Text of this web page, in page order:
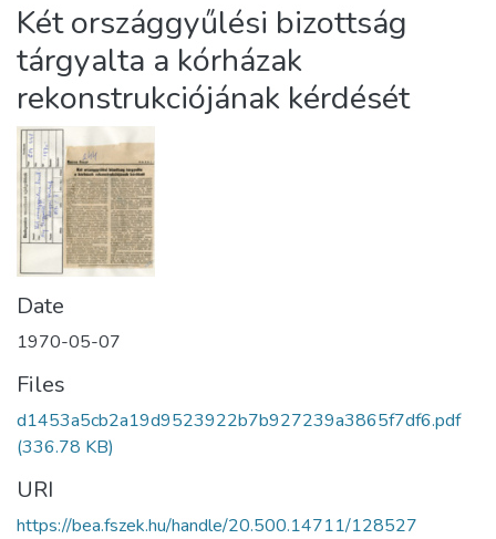
About us
Két országgyűlési bizottság
tárgyalta a kórházak
rekonstrukciójának kérdését
Date
1970-05-07
Files
d1453a5cb2a19d9523922b7b927239a3865f7df6.pdf
(336.78 KB)
URI
https://bea.fszek.hu/handle/20.500.14711/128527